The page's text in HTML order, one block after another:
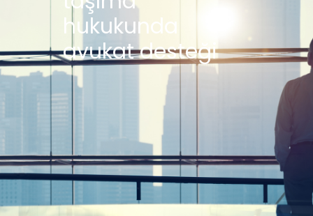
hukukunda
avukat desteği